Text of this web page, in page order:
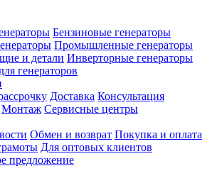
Бензиновые генераторы
Промышленные генераторы
и детали Инверторные генераторы
генераторов
Доставка Консультация
Монтаж Сервисные центры
Обмен и возврат Покупка и оплата
Для оптовых клиентов
предложение